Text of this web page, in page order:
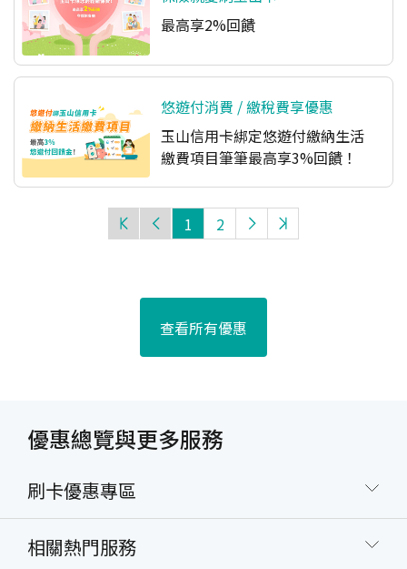
最高享2%回饋
悠遊付消費 / 繳稅費享優惠
玉山信用卡綁定悠遊付繳納生活
繳費項目筆筆最高享3%回饋！
1 2
查看所有優惠
優惠總覽與更多服務
刷卡優惠專區
相關熱門服務